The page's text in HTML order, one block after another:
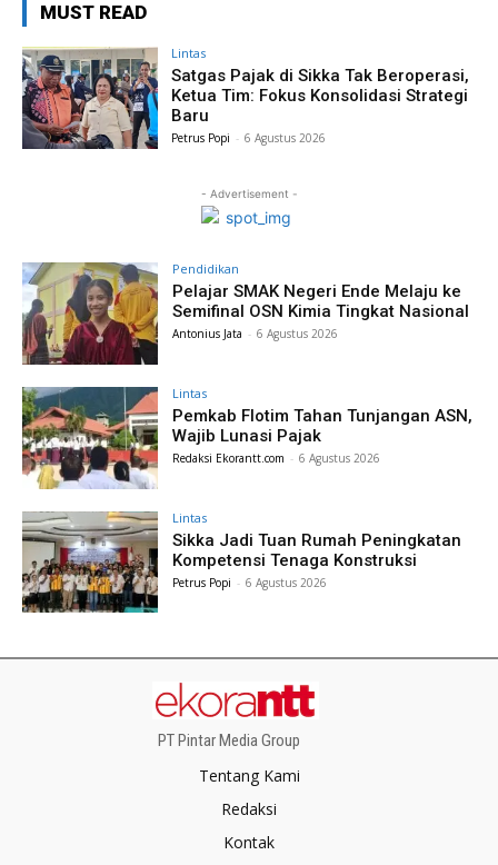
MUST READ
Lintas
Satgas Pajak di Sikka Tak Beroperasi,
Ketua Tim: Fokus Konsolidasi Strategi
Baru
Petrus Popi - 6 Agustus 2026
- Advertisement -
Pendidikan
Pelajar SMAK Negeri Ende Melaju ke
Semifinal OSN Kimia Tingkat Nasional
Antonius Jata - 6 Agustus 2026
Lintas
Pemkab Flotim Tahan Tunjangan ASN,
Wajib Lunasi Pajak
Redaksi Ekorantt.com - 6 Agustus 2026
Lintas
Sikka Jadi Tuan Rumah Peningkatan
Kompetensi Tenaga Konstruksi
Petrus Popi - 6 Agustus 2026
PT Pintar Media Group
Tentang Kami
Redaksi
Kontak